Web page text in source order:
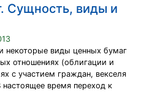
Сущность, виды и
некоторые виды ценных бумаг
отношениях (облигации и
с участием граждан, векселя
время переход к